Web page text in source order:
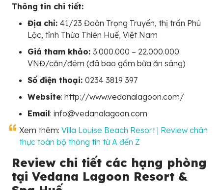
Thông tin chi tiết:
Địa chỉ: 41/23 Đoàn Trọng Truyến, thị trấn Phú
Lộc, tỉnh Thừa Thiên Huế, Việt Nam
Giá tham khảo: 3.000.000 – 22.000.000
VNĐ/căn/đêm (đã bao gồm bữa ăn sáng)
Số điện thoại: 0234 3819 397
Website: http://www.vedanalagoon.com/
Email: info@vedanalagoon.com
Xem thêm: Villa Louise Beach Resort | Review chân
thực toàn bộ thông tin từ A đến Z
Review chi tiết các hạng phòng
tại Vedana Lagoon Resort &